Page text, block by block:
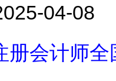
04-08
册会计师